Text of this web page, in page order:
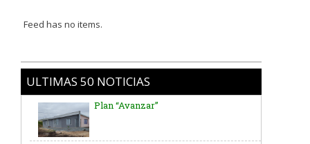
Feed has no items.
ULTIMAS 50 NOTICIAS
Plan “Avanzar”